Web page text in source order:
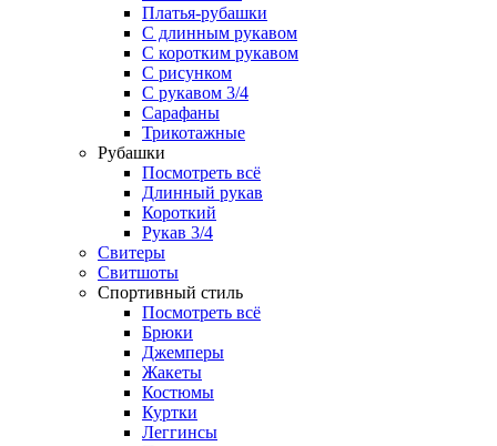
Платья-рубашки
С длинным рукавом
С коротким рукавом
С рисунком
С рукавом 3/4
Сарафаны
Трикотажные
Рубашки
Посмотреть всё
Длинный рукав
Короткий
Рукав 3/4
Свитеры
Свитшоты
Спортивный стиль
Посмотреть всё
Брюки
Джемперы
Жакеты
Костюмы
Куртки
Леггинсы